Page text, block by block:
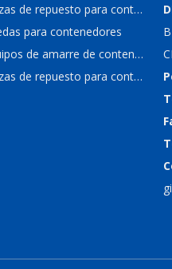
Piezas de repuesto para contenedores
para contenedores
Equipos de amarre de contenedores
Piezas de repuesto para contenedores de refrigeración